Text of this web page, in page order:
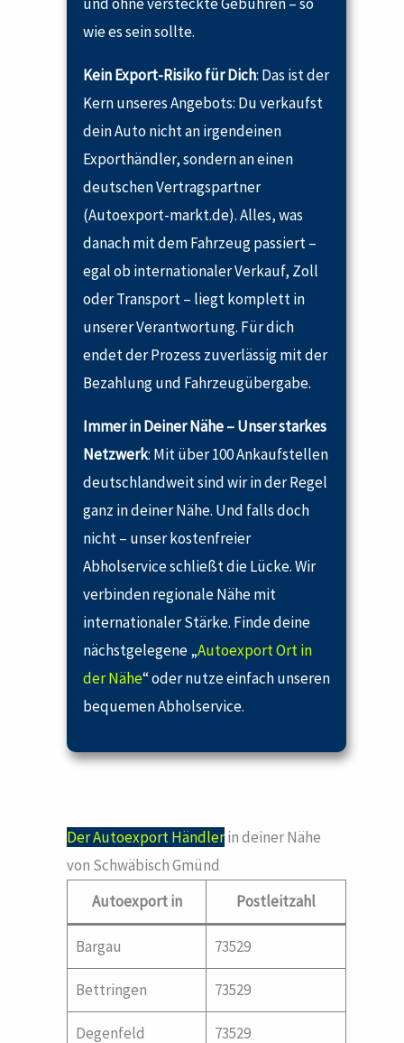
wie es sein sollte.
Kein Export-Risiko für Dich: Das ist der
Kern unseres Angebots: Du verkaufst
dein Auto nicht an irgendeinen
Exporthändler, sondern an einen
deutschen Vertragspartner
(Autoexport-markt.de). Alles, was
danach mit dem Fahrzeug passiert –
egal ob internationaler Verkauf, Zoll
oder Transport – liegt komplett in
unserer Verantwortung. Für dich
endet der Prozess zuverlässig mit der
Bezahlung und Fahrzeugübergabe.
Immer in Deiner Nähe – Unser starkes
Netzwerk: Mit über 100 Ankaufstellen
deutschlandweit sind wir in der Regel
ganz in deiner Nähe. Und falls doch
nicht – unser kostenfreier
Abholservice schließt die Lücke. Wir
verbinden regionale Nähe mit
internationaler Stärke. Finde deine
nächstgelegene „Autoexport Ort in
der Nähe“ oder nutze einfach unseren
bequemen Abholservice.
Der Autoexport Händlerin deiner Nähe
von Schwäbisch Gmünd
Autoexport in
Postleitzahl
Bargau 73529
Bettringen 73529
Degenfeld 73529